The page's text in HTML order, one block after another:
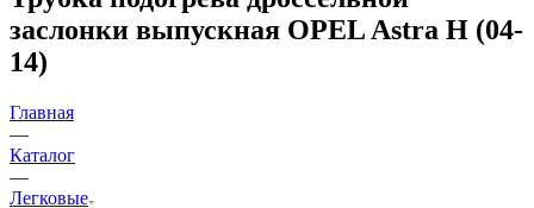
заслонки выпускная OPEL Astra H (04-
14)
Главная
—
Каталог
—
Легковые